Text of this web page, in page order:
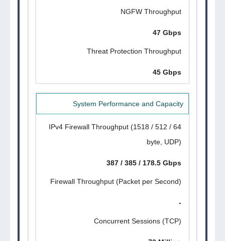
NGFW Throughput
47 Gbps
Threat Protection Throughput
45 Gbps
System Performance and Capacity
IPv4 Firewall Throughput (1518 / 512 / 64
byte, UDP)
387 / 385 / 178.5 Gbps
Firewall Throughput (Packet per Second)
-
Concurrent Sessions (TCP)